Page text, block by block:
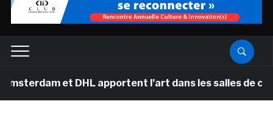
et DHL apportent l’art dans les salles de classe